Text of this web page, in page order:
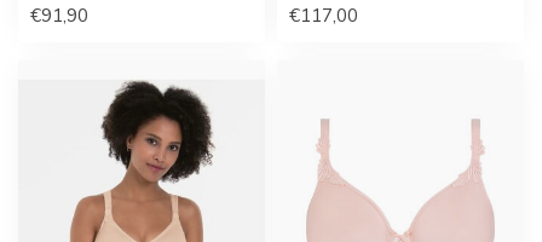
€91,90 €117,00